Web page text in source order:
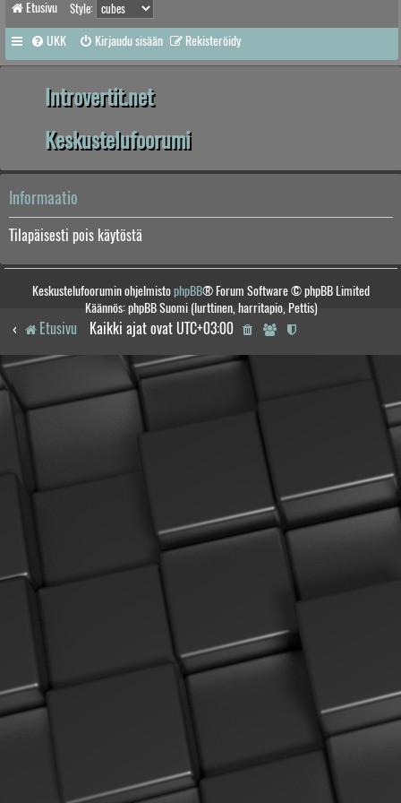
Etusivu Style:
UKK Kirjaudu sisään Rekisteröidy
Introvertit.net
Keskustelufoorumi
Informaatio
Tilapäisesti pois käytöstä
Keskustelufoorumin ohjelmistophpBB® Forum Software © phpBB Limited
Käännös: phpBB Suomi (lurttinen, harritapio, Pettis)
Etusivu Kaikki ajat ovat UTC+03:00